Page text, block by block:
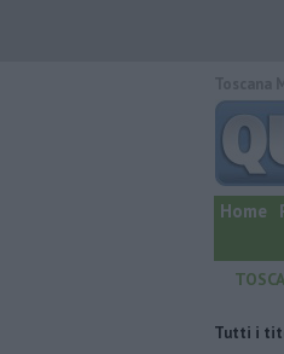
Home
Tutti i
Incendi,